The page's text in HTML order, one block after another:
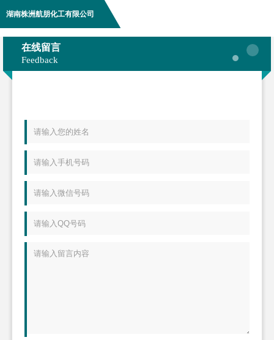
湖南株洲航朋化工有限公司
在线留言
Feedback